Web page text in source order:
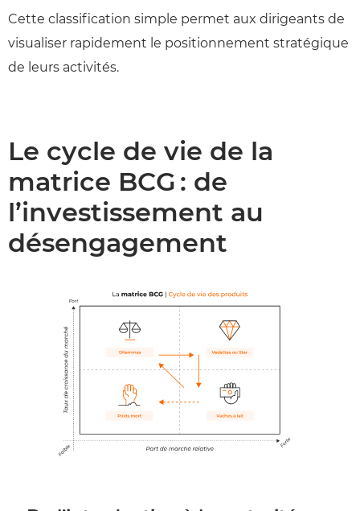
Cette classification simple permet aux dirigeants de
visualiser rapidement le positionnement stratégique
de leurs activités.
Le cycle de vie de la
matrice BCG : de
l’investissement au
désengagement